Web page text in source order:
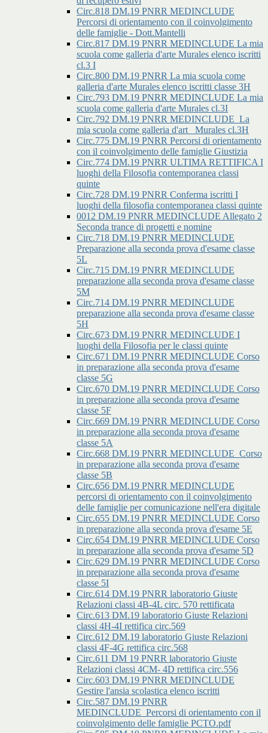
Circ.818 DM.19 PNRR MEDINCLUDE
Percorsi di orientamento con il coinvolgimento
delle famiglie - Dott.Mantelli
Circ.817 DM.19 PNRR MEDINCLUDE La mia
scuola come galleria d'arte Murales elenco iscritti
cl.3 I
Circ.800 DM.19 PNRR La mia scuola come
galleria d'arte Murales elenco iscritti classe 3H
Circ.793 DM.19 PNRR MEDINCLUDE La mia
scuola come galleria d'arte Murales cl.3I
Circ.792 DM.19 PNRR MEDINCLUDE_La
mia scuola come galleria d'art _Murales cl.3H
Circ.775 DM.19 PNRR Percorsi di orientamento
con il coinvolgimento delle famiglie Giustizia
Circ.774 DM.19 PNRR ULTIMA RETTIFICA I
luoghi della Filosofia contemporanea classi
quinte
Circ.728 DM.19 PNRR Conferma iscritti I
luoghi della filosofia contemporanea classi quinte
0012 DM.19 PNRR MEDINCLUDE Allegato 2
Seconda trance di progetti e nomine
Circ.718 DM.19 PNRR MEDINCLUDE
Preparazione alla seconda prova d'esame classe
5L
Circ.715 DM.19 PNRR MEDINCLUDE
preparazione alla seconda prova d'esame classe
5M
Circ.714 DM.19 PNRR MEDINCLUDE
preparazione alla seconda prova d'esame classe
5H
Circ.673 DM.19 PNRR MEDINCLUDE I
luoghi della Filosofia per le classi quinte
Circ.671 DM.19 PNRR MEDINCLUDE Corso
in preparazione alla seconda prova d'esame
classe 5G
Circ.670 DM.19 PNRR MEDINCLUDE Corso
in preparazione alla seconda prova d'esame
classe 5F
Circ.669 DM.19 PNRR MEDINCLUDE Corso
in preparazione alla seconda prova d'esame
classe 5A
Circ.668 DM.19 PNRR MEDINCLUDE_Corso
in preparazione alla seconda prova d'esame
classe 5B
Circ.656 DM.19 PNRR MEDINCLUDE
percorsi di orientamento con il coinvolgimento
delle famiglie per comunicazione nell'era digitale
Circ.655 DM.19 PNRR MEDINCLUDE Corso
in preparazione alla seconda prova d'esame 5E
Circ.654 DM.19 PNRR MEDINCLUDE Corso
in preparazione alla seconda prova d'esame 5D
Circ.629 DM.19 PNRR MEDINCLUDE Corso
in preparazione alla seconda prova d'esame
classe 5I
Circ.614 DM.19 PNRR laboratorio Giuste
Relazioni classi 4B-4L circ. 570 rettificata
Circ.613 DM.19 laboratorio Giuste Relazioni
classi 4H-4I rettifica circ.569
Circ.612 DM.19 laboratorio Giuste Relazioni
classi 4F-4G rettifica circ.568
Circ.611 DM 19 PNRR laboratorio Giuste
Relazioni classi 4CM- 4D rettifica circ.556
Circ.603 DM.19 PNRR MEDINCLUDE
Gestire l'ansia scolastica elenco iscritti
Circ.587 DM.19 PNRR
MEDINCLUDE_Percorsi di orientamento con il
coinvolgimento delle famiglie PCTO.pdf